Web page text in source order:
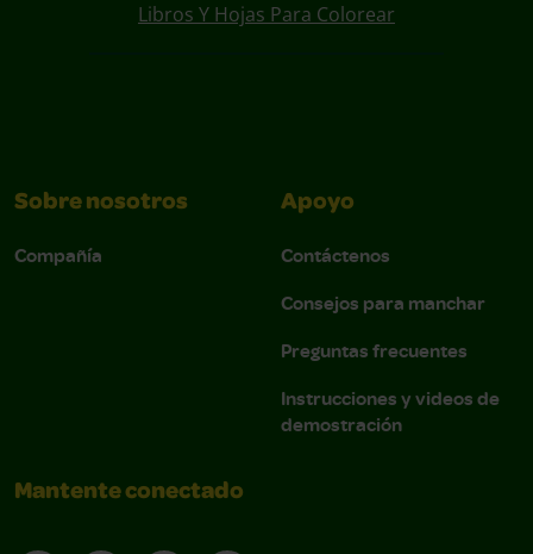
Libros Y Hojas Para Colorear
Sobre nosotros
Compañía
Apoyo
Contáctenos
Consejos para manchar
Preguntas frecuentes
Instrucciones y videos de
demostración
Mantente conectado